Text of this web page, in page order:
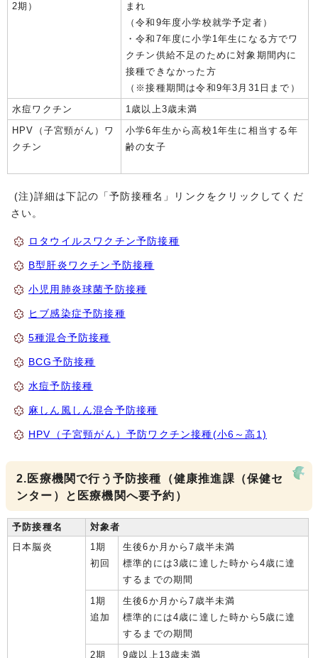
2期）
まれ
（令和9年度小学校就学予定者）
・令和7年度に小学1年生になる方でワ
クチン供給不足のために対象期間内に
接種できなかった方
（※接種期間は令和9年3月31日まで）
水痘ワクチン
1歳以上3歳未満
HPV（子宮頸がん）ワ
クチン
小学6年生から高校1年生に相当する年
齢の女子
(注)詳細は下記の「予防接種名」リンクをクリックしてくだ
さい。
ロタウイルスワクチン予防接種
B型肝炎ワクチン予防接種
小児用肺炎球菌予防接種
ヒブ感染症予防接種
5種混合予防接種
BCG予防接種
水痘予防接種
麻しん風しん混合予防接種
HPV（子宮頸がん）予防ワクチン接種(小6～高1)
2.医療機関で行う予防接種（健康推進課（保健セ
ンター）と医療機関へ要予約）
予防接種名
対象者
日本脳炎
1期
初回
生後6か月から7歳半未満
標準的には3歳に達した時から4歳に達
するまでの期間
1期
追加
生後6か月から7歳半未満
標準的には4歳に達した時から5歳に達
するまでの期間
2期
9歳以上13歳未満